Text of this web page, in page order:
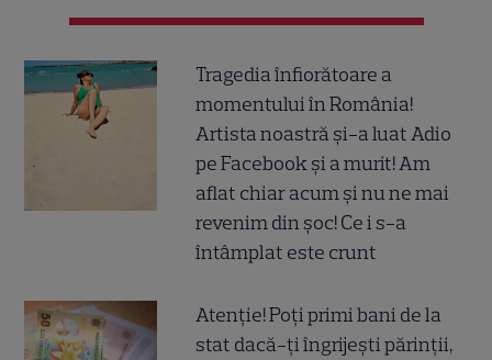
Tragedia înfiorătoare a
momentului în România!
Artista noastră și-a luat Adio
pe Facebook și a murit! Am
aflat chiar acum și nu ne mai
revenim din șoc! Ce i s-a
întâmplat este crunt
Atenție! Poți primi bani de la
stat dacă-ți îngrijești părinții,